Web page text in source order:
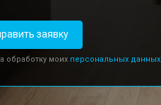
заявку
обработку моих персональных данных.